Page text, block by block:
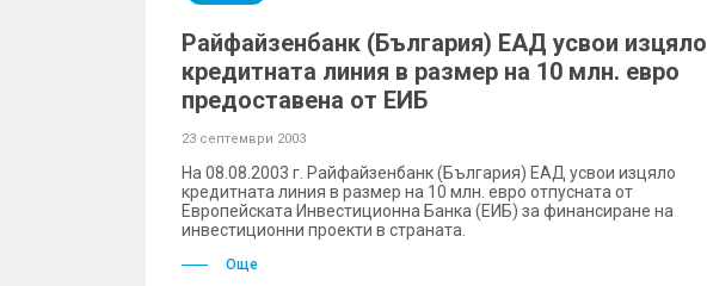
Райфайзенбанк (България) ЕАД усвои изцяло
кредитната линия в размер на 10 млн. евро
предоставена от ЕИБ
23 септември 2003
На 08.08.2003 г. Райфайзенбанк (България) ЕАД усвои изцяло
кредитната линия в размер на 10 млн. евро отпусната от
Европейската Инвестиционна Банка (ЕИБ) за финансиране на
инвестиционни проекти в страната.
Още